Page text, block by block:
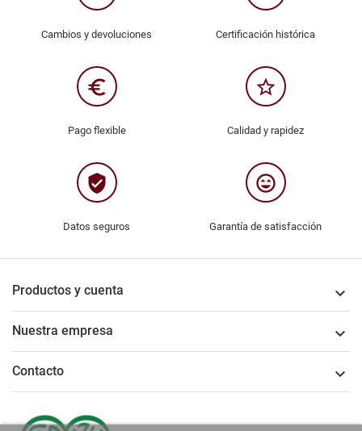
Cambios y devoluciones Certificación histórica
euro_symbol
Pago flexible
star_border
Calidad y rapidez
verified_user
Datos seguros
sentiment_very_satisfied
Garantía de satisfacción
Productos y cuenta 
Nuestra empresa 
Contacto 